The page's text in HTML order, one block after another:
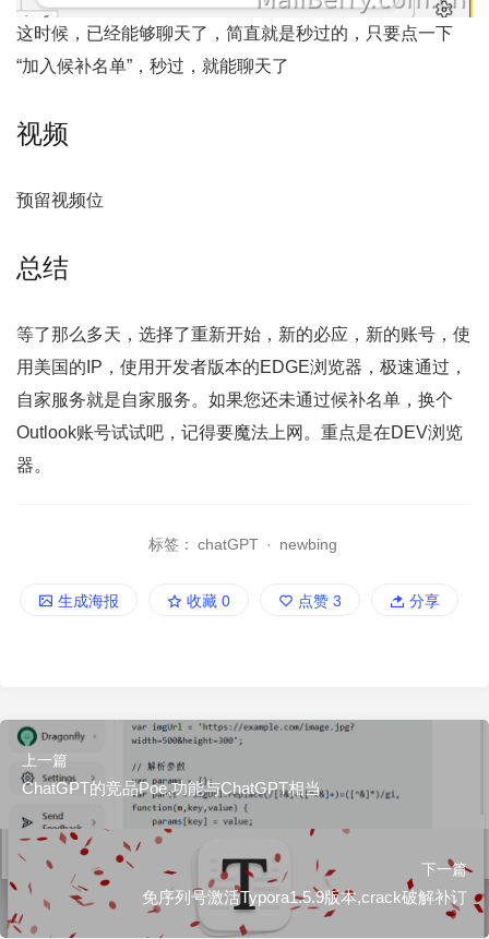
这时候，已经能够聊天了，简直就是秒过的，只要点一下
“加入候补名单”，秒过，就能聊天了
视频
预留视频位
总结
等了那么多天，选择了重新开始，新的必应，新的账号，使
用美国的IP，使用开发者版本的EDGE浏览器，极速通过，
自家服务就是自家服务。如果您还未通过候补名单，换个
Outlook账号试试吧，记得要魔法上网。重点是在DEV浏览
器。
标签： chatGPT · newbing
生成海报 收藏 0 点赞 3 分享
上一篇
ChatGPT的竞品Poe,功能与ChatGPT相当
下一篇
免序列号激活Typora1.5.9版本,crack破解补订